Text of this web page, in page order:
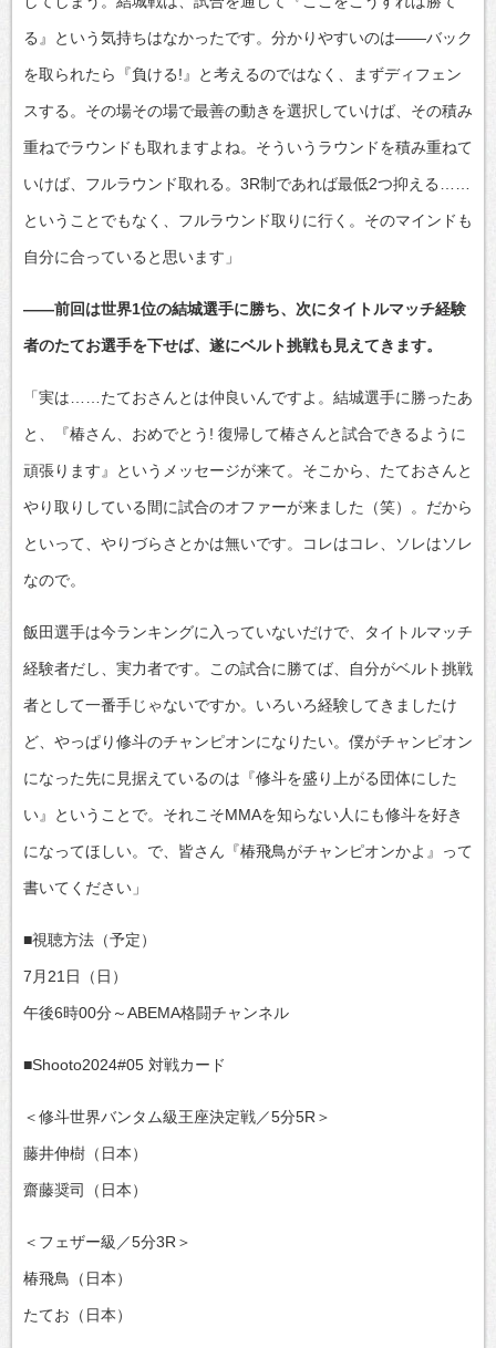
る』という気持ちはなかったです。分かりやすいのは――バック
を取られたら『負ける!』と考えるのではなく、まずディフェン
スする。その場その場で最善の動きを選択していけば、その積み
重ねでラウンドも取れますよね。そういうラウンドを積み重ねて
いけば、フルラウンド取れる。3R制であれば最低2つ抑える……
ということでもなく、フルラウンド取りに行く。そのマインドも
自分に合っていると思います」
――前回は世界1位の結城選手に勝ち、次にタイトルマッチ経験
者のたてお選手を下せば、遂にベルト挑戦も見えてきます。
「実は……たておさんとは仲良いんですよ。結城選手に勝ったあ
と、『椿さん、おめでとう! 復帰して椿さんと試合できるように
頑張ります』というメッセージが来て。そこから、たておさんと
やり取りしている間に試合のオファーが来ました（笑）。だから
といって、やりづらさとかは無いです。コレはコレ、ソレはソレ
なので。
飯田選手は今ランキングに入っていないだけで、タイトルマッチ
経験者だし、実力者です。この試合に勝てば、自分がベルト挑戦
者として一番手じゃないですか。いろいろ経験してきましたけ
ど、やっぱり修斗のチャンピオンになりたい。僕がチャンピオン
になった先に見据えているのは『修斗を盛り上がる団体にした
い』ということで。それこそMMAを知らない人にも修斗を好き
になってほしい。で、皆さん『椿飛鳥がチャンピオンかよ』って
書いてください」
■視聴方法（予定）
7月21日（日）
午後6時00分～ABEMA格闘チャンネル
■Shooto2024#05 対戦カード
＜修斗世界バンタム級王座決定戦／5分5R＞
藤井伸樹（日本）
齋藤奨司（日本）
＜フェザー級／5分3R＞
椿飛鳥（日本）
たてお（日本）